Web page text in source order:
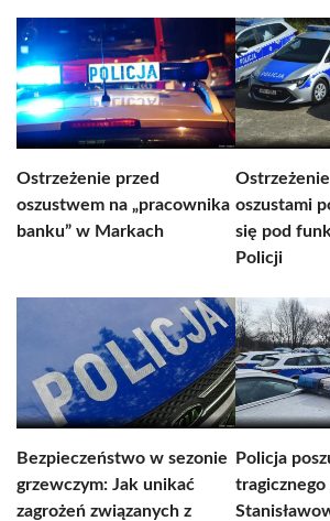
Ostrzeżenie przed
oszustwem na „pracownika
banku” w Markach
oszustami
się pod
Policji
Bezpieczeństwo w sezonie
grzewczym: Jak unikać
zagrożeń związanych z
Policja
tragicznego